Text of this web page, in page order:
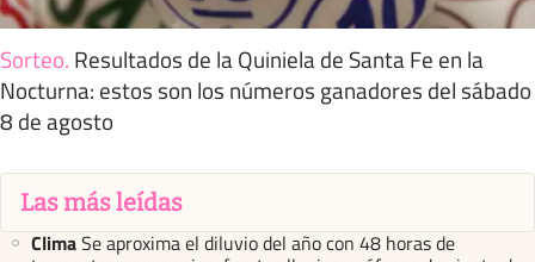
Sorteo. Resultados de la Quiniela de Santa Fe en la
Nocturna: estos son los números ganadores del sábado
8 de agosto
Las más leídas
ClimaSe aproxima el diluvio del año con 48 horas de